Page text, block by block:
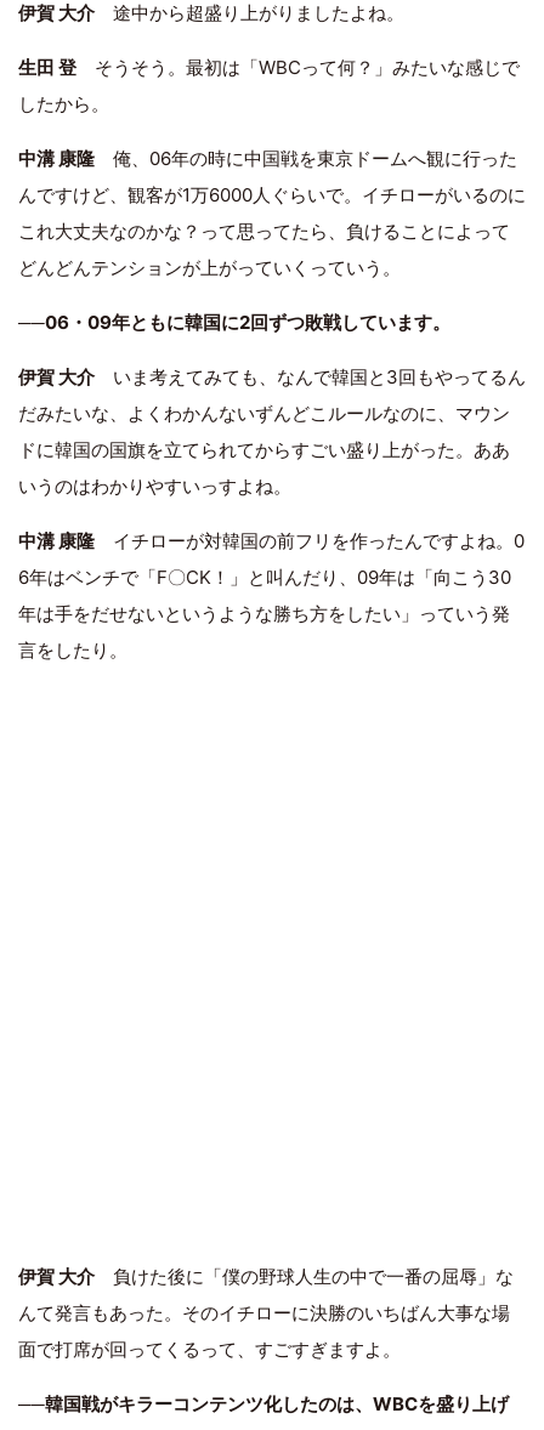
伊賀 大介途中から超盛り上がりましたよね。
生田 登 そうそう。最初は「WBCって何？」みたいな感じで
したから。
中溝 康隆 俺、06年の時に中国戦を東京ドームへ観に行った
んですけど、観客が1万6000人ぐらいで。イチローがいるのに
これ大丈夫なのかな？って思ってたら、負けることによって
どんどんテンションが上がっていくっていう。
──06・09年ともに韓国に2回ずつ敗戦しています。
伊賀 大介いま考えてみても、なんで韓国と3回もやってるん
だみたいな、よくわかんないずんどこルールなのに、マウン
ドに韓国の国旗を立てられてからすごい盛り上がった。ああ
いうのはわかりやすいっすよね。
中溝 康隆 イチローが対韓国の前フリを作ったんですよね。0
6年はベンチで「F〇CK！」と叫んだり、09年は「向こう30
年は手をだせないというような勝ち方をしたい」っていう発
言をしたり。
伊賀 大介負けた後に「僕の野球人生の中で一番の屈辱」な
んて発言もあった。そのイチローに決勝のいちばん大事な場
面で打席が回ってくるって、すごすぎますよ。
──韓国戦がキラーコンテンツ化したのは、WBCを盛り上げ